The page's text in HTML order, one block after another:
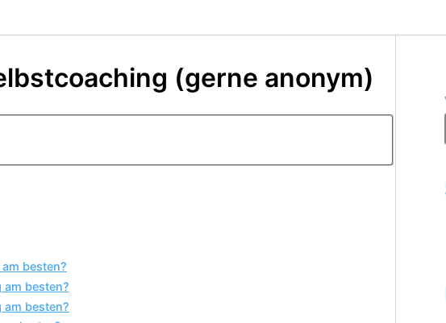
(gerne anonym)
besten?
am besten?
am besten?